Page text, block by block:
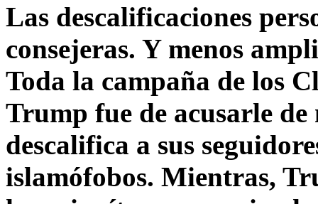
Las descalificaciones
consejeras. Y menos
Toda la campaña de los
Trump fue de acusarle
descalifica a sus
islamófobos. Mientras,